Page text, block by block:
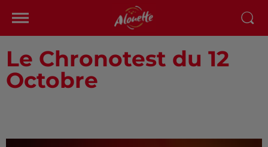
Le Chronotest du 12
Octobre